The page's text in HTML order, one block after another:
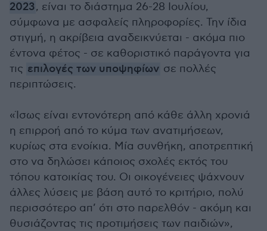
2023, είναι το διάστημα 26-28 Ιουλίου,
σύμφωνα με ασφαλείς πληροφορίες. Την ίδια
στιγμή, η ακρίβεια αναδεικνύεται - ακόμα πιο
έντονα φέτος - σε καθοριστικό παράγοντα για
τις επιλογές των υποψηφίων σε πολλές
περιπτώσεις.
«Ίσως είναι εντονότερη από κάθε άλλη χρονιά
η επιρροή από το κύμα των ανατιμήσεων,
κυρίως στα ενοίκια. Μία συνθήκη, αποτρεπτική
στο να δηλώσει κάποιος σχολές εκτός του
τόπου κατοικίας του. Οι οικογένειες ψάχνουν
άλλες λύσεις με βάση αυτό το κριτήριο, πολύ
περισσότερο απ’ ότι στο παρελθόν - ακόμη και
θυσιάζοντας τις προτιμήσεις των παιδιών»,